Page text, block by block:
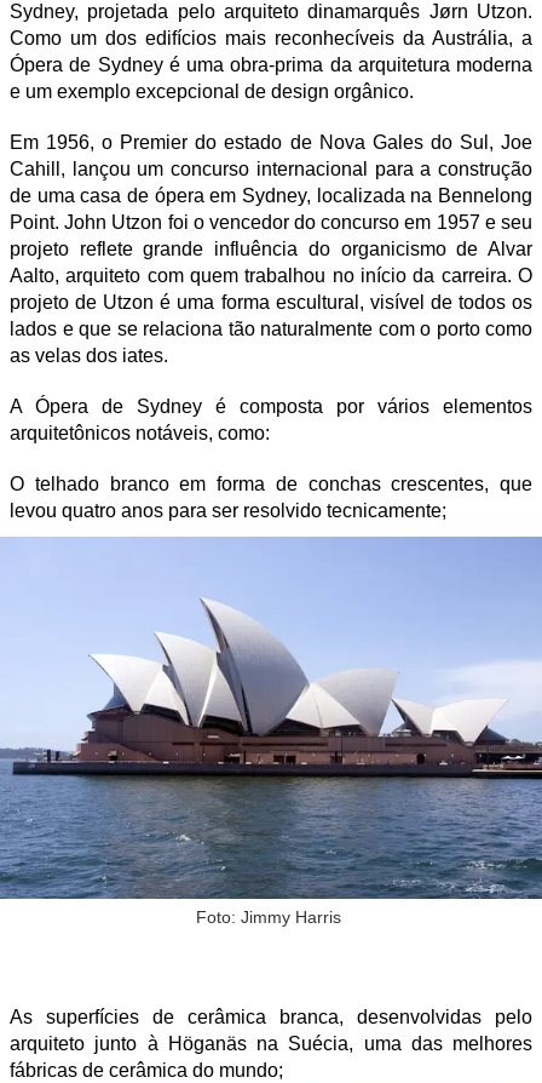
Sydney, projetada pelo arquiteto dinamarquês Jørn Utzon.
Como um dos edifícios mais reconhecíveis da Austrália, a
Ópera de Sydney é uma obra-prima da arquitetura moderna
e um exemplo excepcional de design orgânico.
Em 1956, o Premier do estado de Nova Gales do Sul, Joe
Cahill, lançou um concurso internacional para a construção
de uma casa de ópera em Sydney, localizada na Bennelong
Point. John Utzon foi o vencedor do concurso em 1957 e seu
projeto reflete grande influência do organicismo de Alvar
Aalto, arquiteto com quem trabalhou no início da carreira. O
projeto de Utzon é uma forma escultural, visível de todos os
lados e que se relaciona tão naturalmente com o porto como
as velas dos iates.
A Ópera de Sydney é composta por vários elementos
arquitetônicos notáveis, como:
O telhado branco em forma de conchas crescentes, que
levou quatro anos para ser resolvido tecnicamente;
Foto: Jimmy Harris
As superfícies de cerâmica branca, desenvolvidas pelo
arquiteto junto à Höganäs na Suécia, uma das melhores
fábricas de cerâmica do mundo;